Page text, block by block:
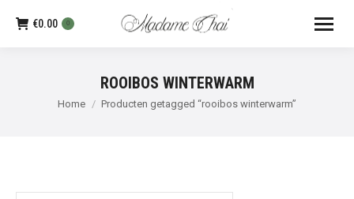
€0.00 0
ROOIBOS WINTERWARM
Je bent hier:
Home Producten getagged “rooibos winterwarm”